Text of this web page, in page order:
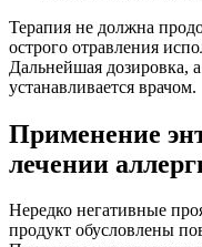
Терапия не должна
острого отравления
Дальнейшая дозировка,
устанавливается врачом.
Применение
лечении
Нередко негативные
продукт обусловлены